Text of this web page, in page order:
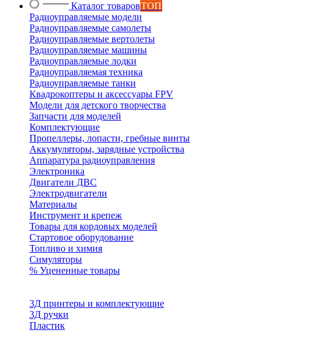
Каталог товаровТОП
Радиоуправляемые модели
Радиоуправляемые самолеты
Радиоуправляемые вертолеты
Радиоуправляемые машины
Радиоуправляемые лодки
Радиоуправляемая техника
Радиоуправляемые танки
Квадрокоптеры и аксессуары FPV
Модели для детского творчества
Запчасти для моделей
Комплектующие
Пропеллеры, лопасти, гребные винты
Аккумуляторы, зарядные устройства
Аппаратура радиоуправления
Электроника
Двигатели ДВС
Электродвигатели
Материалы
Инструмент и крепеж
Товары для кордовых моделей
Стартовое оборудование
Топливо и химия
Симуляторы
% Уцененные товары
3Д принтеры и комплектующие
3Д ручки
Пластик